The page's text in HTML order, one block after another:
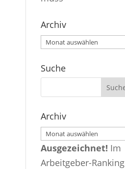
Archiv
Archiv
Suche
Archiv
Archiv
Ausgezeichnet! Im
Arbeitgeber-Ranking